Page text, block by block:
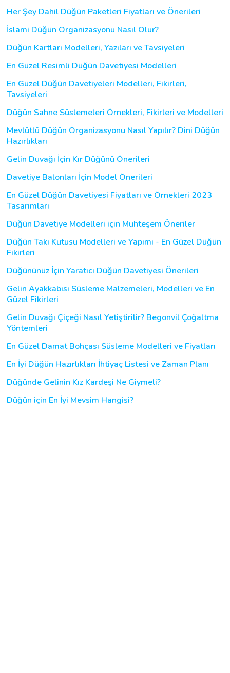
Her Şey Dahil Düğün Paketleri Fiyatları ve Önerileri
İslami Düğün Organizasyonu Nasıl Olur?
Düğün Kartları Modelleri, Yazıları ve Tavsiyeleri
En Güzel Resimli Düğün Davetiyesi Modelleri
En Güzel Düğün Davetiyeleri Modelleri, Fikirleri,
Tavsiyeleri
Düğün Sahne Süslemeleri Örnekleri, Fikirleri ve Modelleri
Mevlütlü Düğün Organizasyonu Nasıl Yapılır? Dini Düğün
Hazırlıkları
Gelin Duvağı İçin Kır Düğünü Önerileri
Davetiye Balonları İçin Model Önerileri
En Güzel Düğün Davetiyesi Fiyatları ve Örnekleri 2023
Tasarımları
Düğün Davetiye Modelleri için Muhteşem Öneriler
Düğün Takı Kutusu Modelleri ve Yapımı - En Güzel Düğün
Fikirleri
Düğününüz İçin Yaratıcı Düğün Davetiyesi Önerileri
Gelin Ayakkabısı Süsleme Malzemeleri, Modelleri ve En
Güzel Fikirleri
Gelin Duvağı Çiçeği Nasıl Yetiştirilir? Begonvil Çoğaltma
Yöntemleri
En Güzel Damat Bohçası Süsleme Modelleri ve Fiyatları
En İyi Düğün Hazırlıkları İhtiyaç Listesi ve Zaman Planı
Düğünde Gelinin Kız Kardeşi Ne Giymeli?
Düğün için En İyi Mevsim Hangisi?